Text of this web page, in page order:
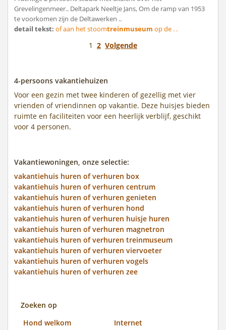
Grevelingenmeer.. Deltapark Neeltje Jans, Om de ramp van 1953
te voorkomen zijn de Deltawerken ..
detail tekst: of aan het stoomtreinmuseum op de . .
1 2 Volgende
4-persoons vakantiehuizen
Voor een gezin met twee kinderen of gezellig met vier
vrienden of vriendinnen op vakantie. Deze huisjes bieden
ruimte en faciliteiten voor een heerlijk verblijf, geschikt
voor 4 personen.
Vakantiewoningen, onze selectie:
vakantiehuis huren of verhuren box
vakantiehuis huren of verhuren centrum
vakantiehuis huren of verhuren genieten
vakantiehuis huren of verhuren hond
vakantiehuis huren of verhuren huisje huren
vakantiehuis huren of verhuren magnetron
vakantiehuis huren of verhuren treinmuseum
vakantiehuis huren of verhuren viervoeter
vakantiehuis huren of verhuren vogels
vakantiehuis huren of verhuren zee
Zoeken op
Hond welkom
Internet